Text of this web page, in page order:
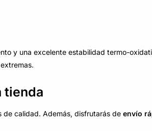
y una excelente estabilidad termo-
tienda
de calidad. Además, disfrutarás deenvío